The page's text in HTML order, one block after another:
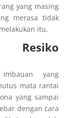
yang masing
merasa tidak
itu,
yang
mata rantai
yang sampai
dengan cara